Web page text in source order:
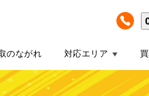
のながれ 対応エリア
ヤンマー トラクター YT228 -XUQKS6